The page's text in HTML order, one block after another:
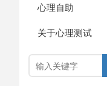
心理自助
关于心理测试